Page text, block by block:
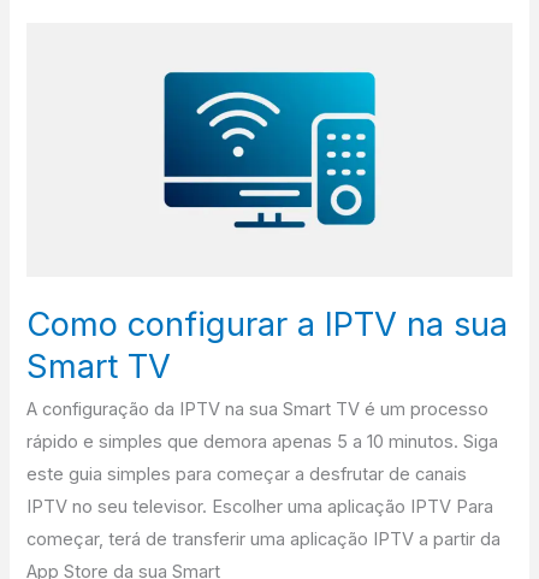
Como configurar a IPTV na sua
Smart TV
A configuração da IPTV na sua Smart TV é um processo
rápido e simples que demora apenas 5 a 10 minutos. Siga
este guia simples para começar a desfrutar de canais
IPTV no seu televisor. Escolher uma aplicação IPTV Para
começar, terá de transferir uma aplicação IPTV a partir da
App Store da sua Smart